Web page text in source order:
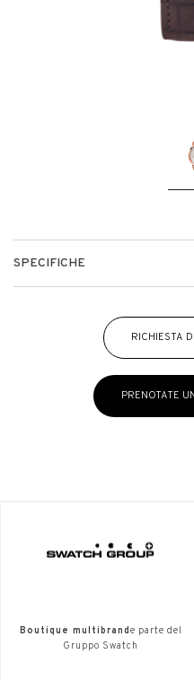
SPECIFICHE
RICHIESTA
PRENOTATE
Boutique multibrand e parte del
Gruppo Swatch